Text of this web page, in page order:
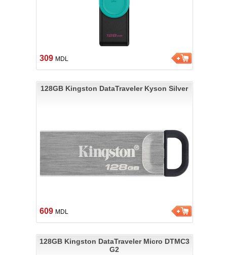
309 MDL
128GB Kingston DataTraveler Kyson Silver
609 MDL
128GB Kingston DataTraveler Micro DTMC3
G2